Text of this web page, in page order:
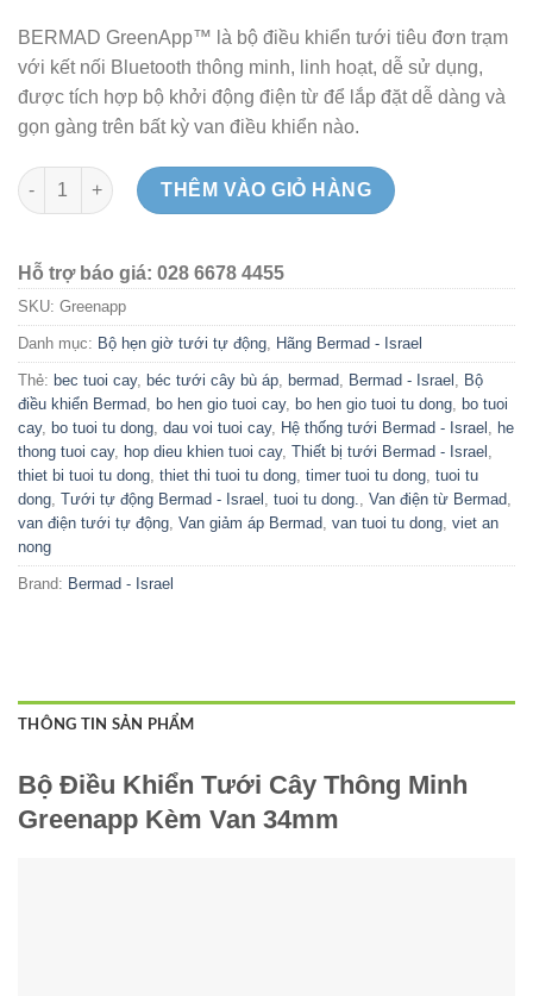
BERMAD GreenApp™ là bộ điều khiển tưới tiêu đơn trạm
với kết nối Bluetooth thông minh, linh hoạt, dễ sử dụng,
được tích hợp bộ khởi động điện từ để lắp đặt dễ dàng và
gọn gàng trên bất kỳ van điều khiển nào.
Bộ Điều Khiển Tưới Cây Thông Minh Greenapp Kèm Van
THÊM VÀO GIỎ HÀNG
Hỗ trợ báo giá: 028 6678 4455
SKU: Greenapp
Danh mục: Bộ hẹn giờ tưới tự động Hãng Bermad - Israel
Thẻ: bec tuoi cay, béc tưới cây bù áp bermad Bermad - Israel
Bộ
điều khiển Bermad bo hen gio tuoi cay, bo hen gio tuoi tu dong bo tuoi
cay, bo tuoi tu dong dau voi tuoi cay, Hệ thống tưới Bermad - Israel
he
thong tuoi cay, hop dieu khien tuoi cay, Thiết bị tưới Bermad - Israel
thiet bi tuoi tu dong thiet thi tuoi tu dong timer tuoi tu dong tuoi tu
dong Tưới tự động Bermad - Israel tuoi tu dong. Van điện từ Bermad
van điện tưới tự động Van giảm áp Bermad van tuoi tu dong viet an
nong
Brand: Bermad - Israel
THÔNG TIN SẢN PHẨM
Bộ Điều Khiển Tưới Cây Thông Minh
Greenapp Kèm Van 34mm